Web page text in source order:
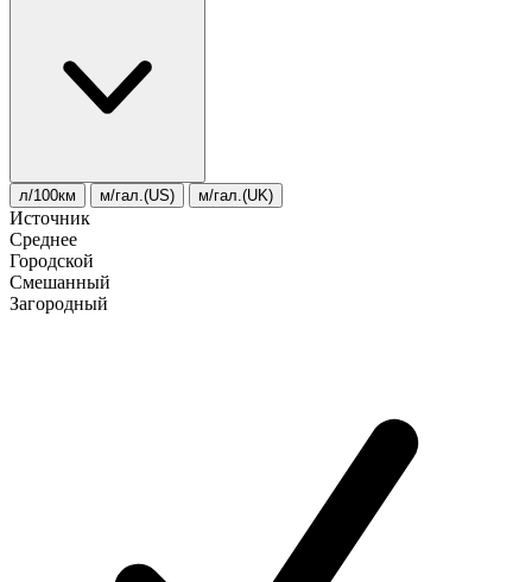
л/100км м/гал.(US) м/гал.(UK)
Источник
Среднее
Городской
Смешанный
Загородный